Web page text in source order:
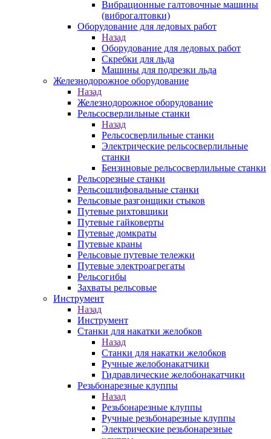
Вибрационные галтовочные машины
(виброгалтовки)
Оборудование для ледовых работ
Назад
Оборудование для ледовых работ
Скребки для льда
Машины для подрезки льда
Железнодорожное оборудование
Назад
Железнодорожное оборудование
Рельсосверлильные станки
Назад
Рельсосверлильные станки
Электрические рельсосверлильные
станки
Бензиновые рельсосверлильные станки
Рельсорезные станки
Рельсошлифовальные станки
Рельсовые разгонщики стыков
Путевые рихтовщики
Путевые гайковерты
Путевые домкраты
Путевые краны
Рельсовые путевые тележки
Путевые электроагрегаты
Рельсогибы
Захваты рельсовые
Инструмент
Назад
Инструмент
Станки для накатки желобков
Назад
Станки для накатки желобков
Ручные желобонакатчики
Гидравлические желобонакатчики
Резьбонарезные клуппы
Назад
Резьбонарезные клуппы
Ручные резьбонарезные клуппы
Электрические резьбонарезные